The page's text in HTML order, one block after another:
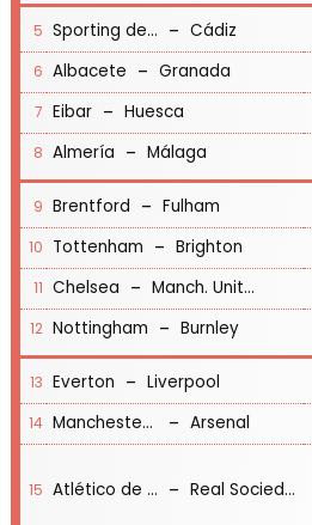
5 Sporting de Gijón - Cádiz
6 Albacete - Granada
7 Eibar - Huesca
8 Almería - Málaga
9 Brentford - Fulham
10 Tottenham - Brighton
11 Chelsea - Manch. United
12 Nottingham - Burnley
13 Everton - Liverpool
14 Manchester City - Arsenal
15 Atlético de Madrid - Real Sociedad